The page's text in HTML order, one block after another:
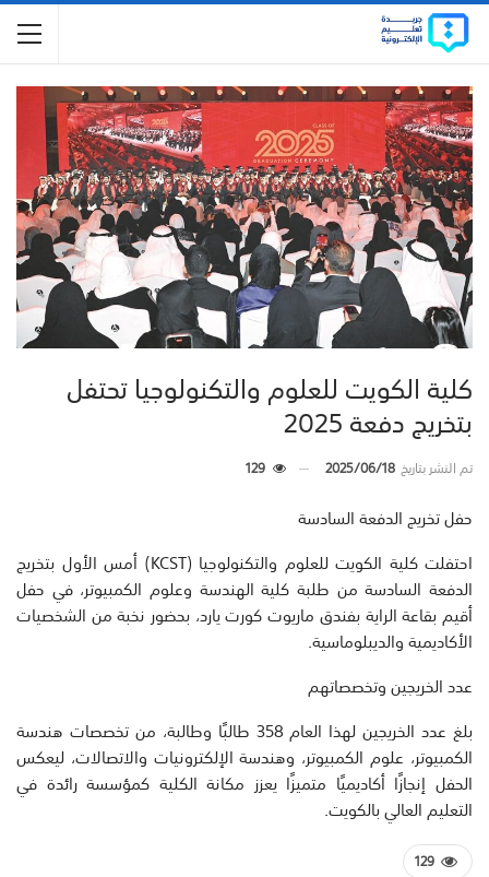
كلية الكويت للعلوم والتكنولوجيا تحتفل
بتخريج دفعة 2025
تم النشر بتاريخ2025/06/18
129
حفل تخريج الدفعة السادسة
احتفلت كلية الكويت للعلوم والتكنولوجيا (KCST) أمس الأول بتخريج
الدفعة السادسة من طلبة كلية الهندسة وعلوم الكمبيوتر، في حفل
أقيم بقاعة الراية بفندق ماريوت كورت يارد، بحضور نخبة من الشخصيات
الأكاديمية والديبلوماسية.
عدد الخريجين وتخصصاتهم
بلغ عدد الخريجين لهذا العام 358 طالبًا وطالبة، من تخصصات هندسة
الكمبيوتر، علوم الكمبيوتر، وهندسة الإلكترونيات والاتصالات، ليعكس
الحفل إنجازًا أكاديميًا متميزًا يعزز مكانة الكلية كمؤسسة رائدة في
التعليم العالي بالكويت.
129